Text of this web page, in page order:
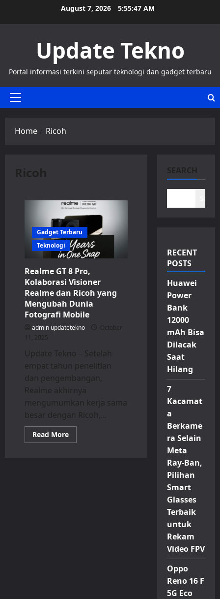
August 7, 2026 5:55:47 AM
Update Tekno
Portal informasi terkini seputar teknologi dan gadget terbaru
Primary
Home Ricoh
Ricoh
Gadget Terbaru
Teknologi
Realme GT 8 Pro,
Kolaborasi Visioner
Realme dan Ricoh yang
Mengubah Dunia
Fotografi Mobile
admin updatetekno
October
11, 2025
Update Tekno – Setelah
empat tahun penelitian
dan pengembangan,
Realme akhirnya
mengumumkan kerja sama
besar dengan Ricoh,...
Read MoreRead
more
SEARCH
RECENT
POSTS
Huawei
Power
Bank
12000
mAh Bisa
Dilacak
Saat
Hilang
7
Kacamat
a
Berkame
ra Selain
Meta
Ray-Ban,
Pilihan
Smart
Glasses
Terbaik
untuk
Rekam
Video FPV
Oppo
Reno 16 F
5G Eco